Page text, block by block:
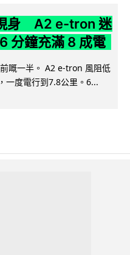
身 A2 e-tron 迷
分鐘充滿 8 成電
嘅一半。 A2 e-tron 風阻低
一度電行到7.8公里。6...